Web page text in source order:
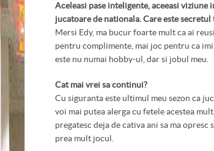
Aceleasi pase inteligente, aceeasi
jucatoare de nationala. Care este secretul
Mersi Edy, ma bucur foarte mult ca ai
pentru complimente, mai joc pentru ca
este nu numai hobby-ul, dar si jobul meu.
Cat mai vrei sa continui?
Cu siguranta este ultimul meu sezon ca
voi mai putea alerga cu fetele acestea
pregatesc deja de cativa ani sa ma opresc
prea mult jocul.